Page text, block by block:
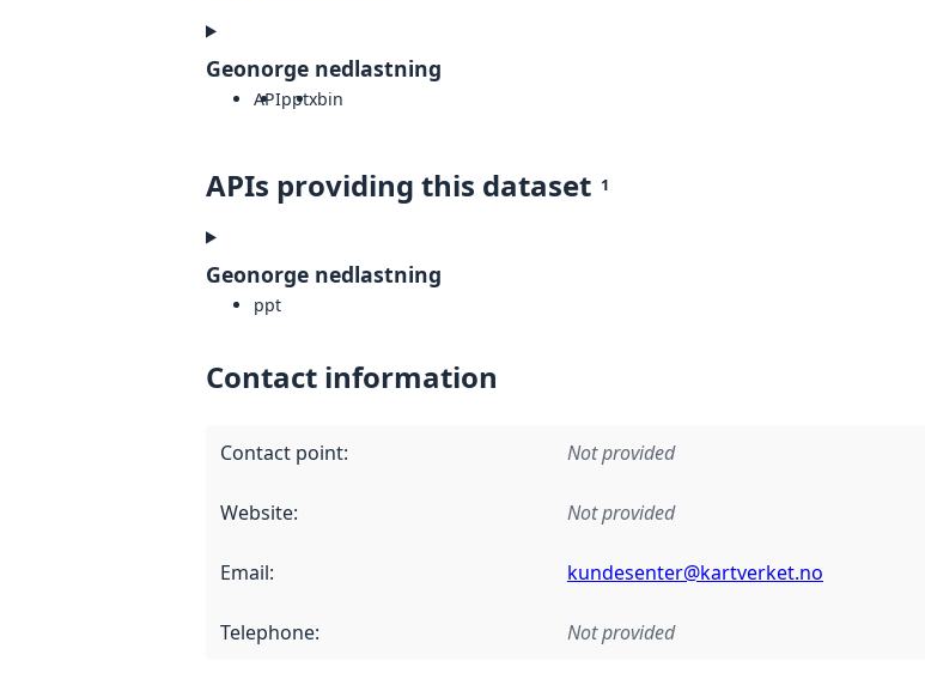
Geonorge nedlastning
APIpptxbin
APIs providing this dataset 1
Geonorge nedlastning
ppt
Contact information
Contact point: Not provided
Website: Not provided
Email: kundesenter@kartverket.no
Telephone: Not provided